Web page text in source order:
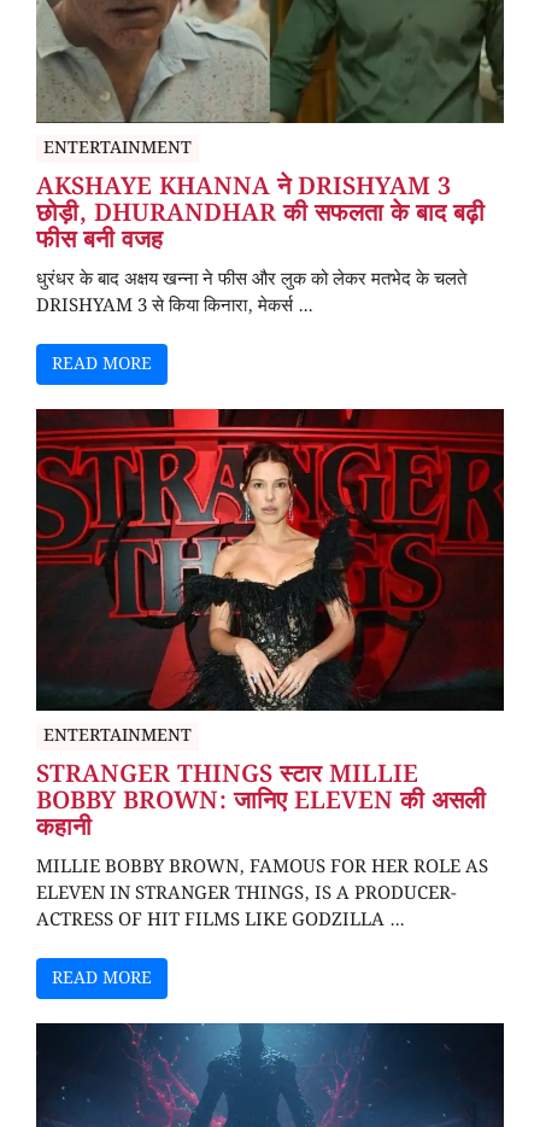
ENTERTAINMENT
AKSHAYE KHANNA ने DRISHYAM 3
छोड़ी, DHURANDHAR की सफलता के बाद बढ़ी
फीस बनी वजह
धुरंधर के बाद अक्षय खन्ना ने फीस और लुक को लेकर मतभेद के चलते
DRISHYAM 3 से किया किनारा, मेकर्स ...
READ MORE
ENTERTAINMENT
STRANGER THINGS स्टार MILLIE
BOBBY BROWN: जानिए ELEVEN की असली
कहानी
MILLIE BOBBY BROWN, FAMOUS FOR HER ROLE AS
ELEVEN IN STRANGER THINGS, IS A PRODUCER-
ACTRESS OF HIT FILMS LIKE GODZILLA ...
READ MORE